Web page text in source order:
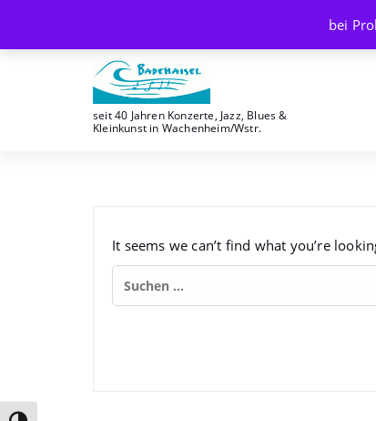
content
seit 40 Jahren Konzerte, Jazz, Blues &
Kleinkunst in Wachenheim/Wstr.
It seems we can’t find what you’re
bei